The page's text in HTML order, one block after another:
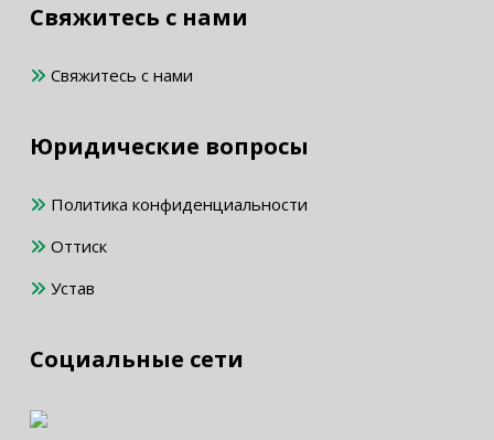
Свяжитесь с нами
Свяжитесь с нами
Юридические вопросы
Политика конфиденциальности
Оттиск
Устав
Социальные сети